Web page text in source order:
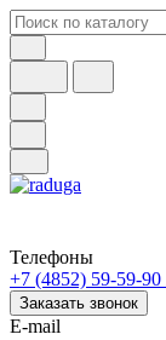
Телефоны
+7 (4852) 59-59-90
Заказать звонок
E-mail